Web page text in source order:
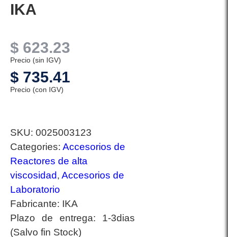
IKA
$ 623.23
Precio (sin IGV)
$ 735.41
Precio (con IGV)
SKU: 0025003123
Categories: Accesorios de
Reactores de alta
viscosidad, Accesorios de
Laboratorio
Fabricante: IKA
Plazo de entrega: 1-3dias
(Salvo fin Stock)